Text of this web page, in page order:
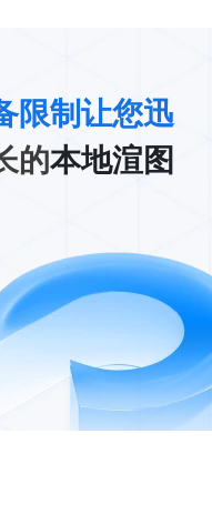
限制让您迅
的本地渲图